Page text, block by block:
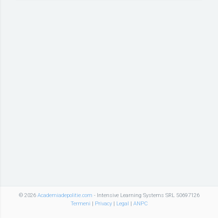
© 2026 Academiadepolitie.com - Intensive Learning Systems SRL 50697126
Termeni | Privacy| Legal | ANPC